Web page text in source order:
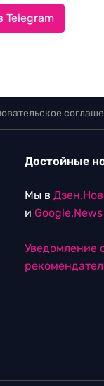
Telegram
Достойные
Мы в
и Google.News
Уведомление